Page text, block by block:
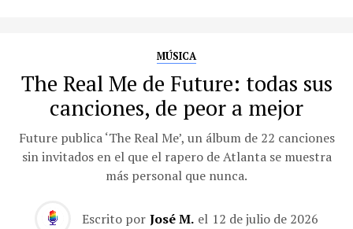
MÚSICA
The Real Me de Future: todas sus
canciones, de peor a mejor
Future publica ‘The Real Me’, un álbum de 22 canciones
sin invitados en el que el rapero de Atlanta se muestra
más personal que nunca.
Escrito por José M. el 12 de julio de 2026